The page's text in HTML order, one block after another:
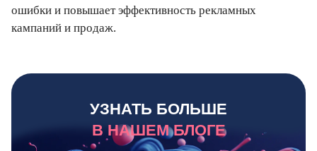
ошибки и повышает эффективность рекламных
кампаний и продаж.
УЗНАТЬ БОЛЬШЕ
В НАШЕМ БЛОГЕ